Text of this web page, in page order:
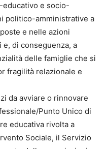
e socio-
politico-amministrative a
e nelle azioni
di conseguenza, a
delle famiglie che si
fragilità relazionale e
da avviare o rinnovare
Punto Unico di
educativa rivolta a
Sociale, il Servizio